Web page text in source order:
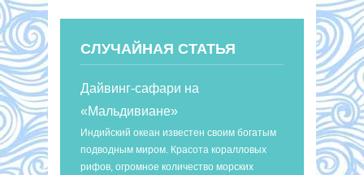
СЛУЧАЙНАЯ СТАТЬЯ
Дайвинг-сафари на
«Мальдивиане»
Индийский океан известен своим богатым
подводным миром. Красота коралловых
рифов, огромное количество морских